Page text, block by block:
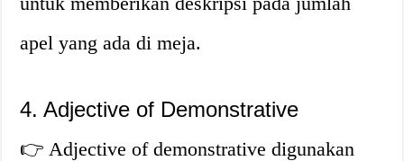
apel yang ada di meja.
4. Adjective of Demonstrative
👉 Adjective of demonstrative digunakan